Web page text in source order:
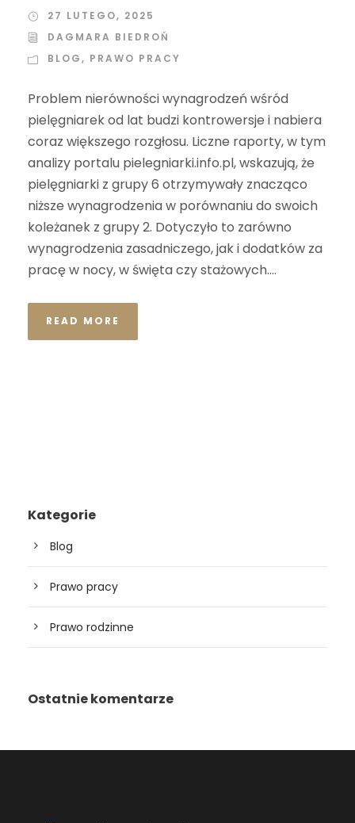
27 LUTEGO, 2025
DAGMARA BIEDROŃ
BLOG, PRAWO PRACY
Problem nierówności wynagrodzeń wśród
pielęgniarek od lat budzi kontrowersje i nabiera
coraz większego rozgłosu. Liczne raporty, w tym
analizy portalu pielegniarki.info.pl, wskazują, że
pielęgniarki z grupy 6 otrzymywały znacząco
niższe wynagrodzenia w porównaniu do swoich
koleżanek z grupy 2. Dotyczyło to zarówno
wynagrodzenia zasadniczego, jak i dodatków za
pracę w nocy, w święta czy stażowych....
READ MORE
Kategorie
Blog
Prawo pracy
Prawo rodzinne
Ostatnie komentarze